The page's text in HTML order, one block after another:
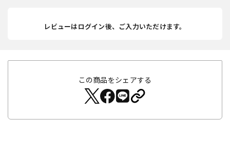
レビューはログイン後、ご入力いただけます。
この商品をシェアする